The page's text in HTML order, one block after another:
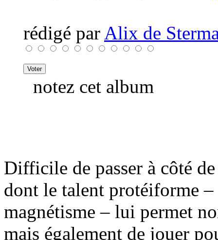
rédigé par Alix de
notez cet album
Difficile de passer à côté
dont le talent protéiforme
magnétisme – lui permet
mais également de jouer